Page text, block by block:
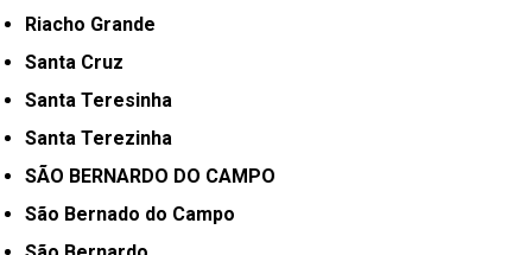
Riacho Grande
Santa Cruz
Santa Teresinha
Santa Terezinha
SÃO BERNARDO DO CAMPO
São Bernado do Campo